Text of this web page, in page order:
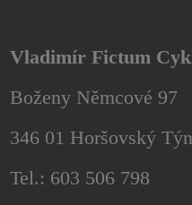
Vladimír Fictum
Boženy Němcové 97
346 01 Horšovský Týn
Tel.: 603 506 798